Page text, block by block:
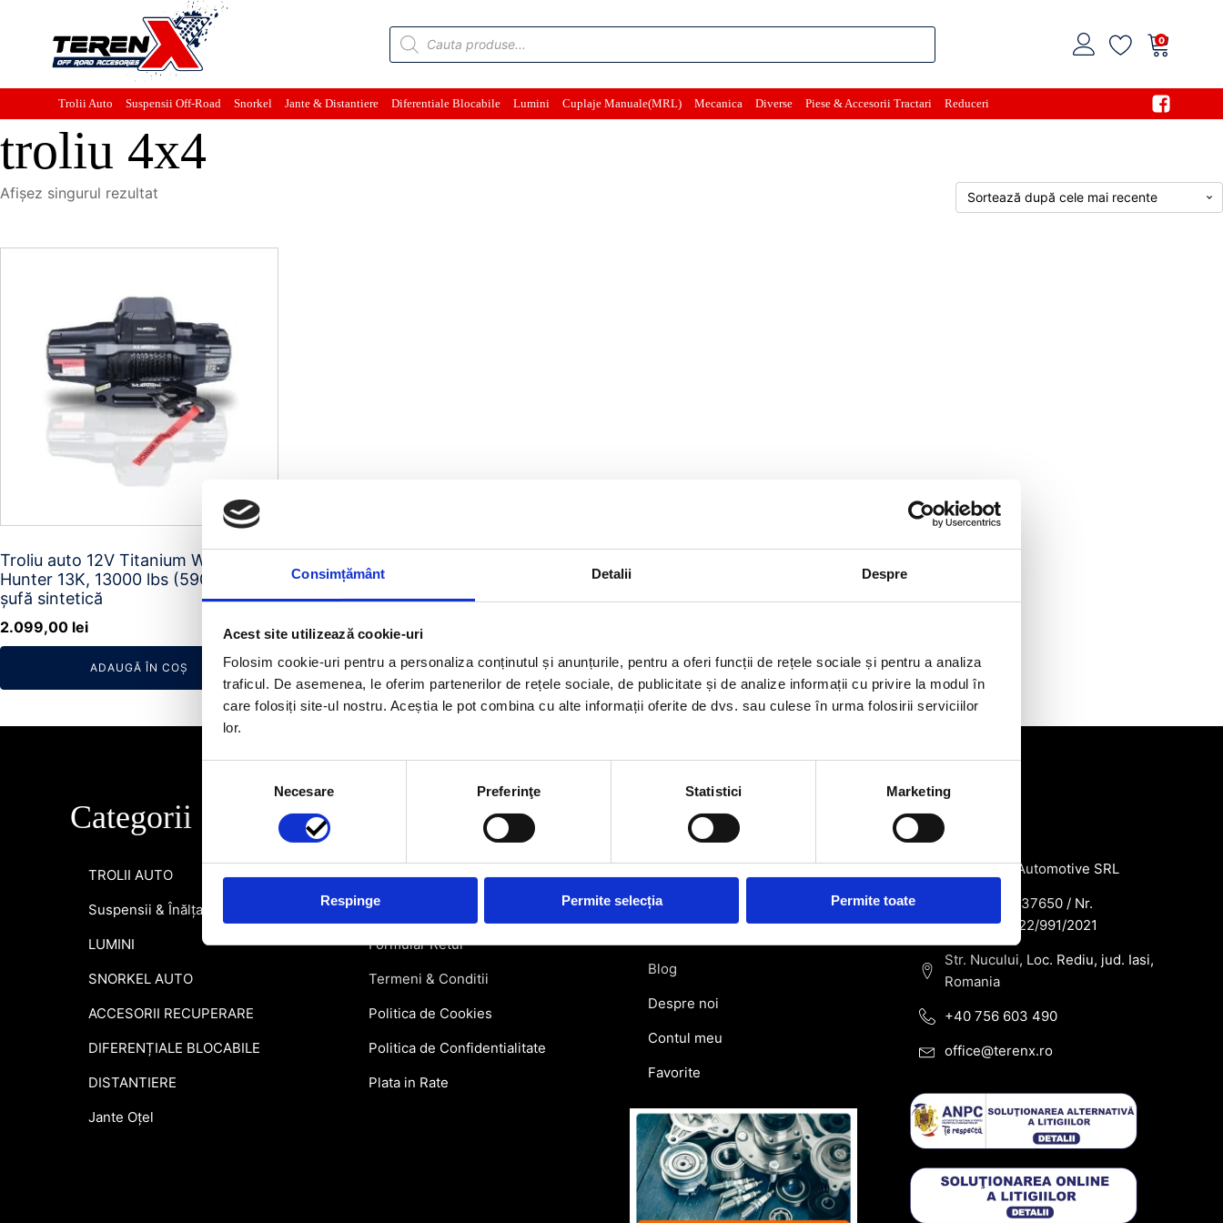
Consimțământ Detalii Despre
Acest site utilizează cookie-uri
Folosim cookie-uri pentru a personaliza conținutul și anunțurile, pentru a oferi funcții de rețele sociale și pentru a analiza
traficul. De asemenea, le oferim partenerilor de rețele sociale, de publicitate și de analize informații cu privire la modul în
care folosiți site-ul nostru. Aceștia le pot combina cu alte informații oferite de dvs. sau culese în urma folosirii serviciilor
lor.
consimțământului
Necesare Preferinţe Statistici Marketing
Respinge Permite selecția Permite toate
Products
search
0
Trolii Auto Suspensii Off-Road Snorkel Jante & Distantiere Diferentiale Blocabile Lumini Cuplaje Manuale(MRL) Mecanica Diverse Piese & Accesorii Tractari Reduceri
troliu 4x4
Afișez singurul rezultat
Troliu auto 12V Titanium Winch
Hunter 13K, 13000 lbs (5900 kg)
șufă sintetică
2.099,00 lei
ADAUGĂ ÎN COȘ
Categorii
TROLII AUTO
Suspensii & Înălțare
LUMINI
SNORKEL AUTO
ACCESORII RECUPERARE
DIFERENȚIALE BLOCABILE
DISTANTIERE
Jante Oțel
Informatii utile
Informatii Livrare
Garantie si Retur
Formular Retur
Termeni & Conditii
Politica de Cookies
Politica de Confidentialitate
Plata in Rate
Link-uri rapide
Retragere din contract
Blog
Despre noi
Contul meu
Favorite
Contact
SC Terenx Automotive SRL
CUI: RO43937650 / Nr.
Reg.Com: J22/991/2021
Str. Nucului, Loc. Rediu, jud. Iasi,
Romania
+40 756 603 490
office@terenx.ro